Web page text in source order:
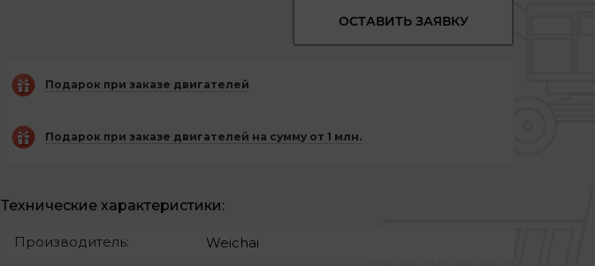
ОСТАВИТЬ ЗАЯВКУ
Подарок при заказе двигателей
Подарок при заказе двигателей на сумму от 1 млн.
Технические характеристики:
Производитель: Weichai